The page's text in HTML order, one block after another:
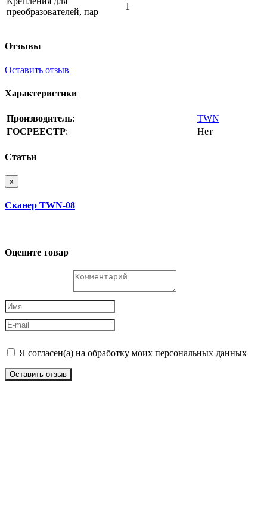
преобразователей, пар
1
Отзывы
Оставить отзыв
Характеристики
Производитель:
TWN
ГОСРЕЕСТР: Нет
Статьи
x
Сканер TWN-08
Оцените товар
Я согласен(а) на обработку моих персональных данных
Оставить отзыв